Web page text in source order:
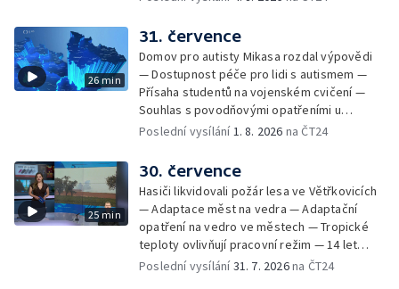
Protipovodňová opatření v Troubkách —
Zájem o bydlení na vysokoškolskýc kolejích
— Vrcholí sklizeň levandulí
26 min
31. července
Domov pro autisty Mikasa rozdal výpovědi
— Dostupnost péče pro lidi s autismem —
Přísaha studentů na vojenském cvičení —
Souhlas s povodňovými opatřeními u
Troubek — Opravy Rudné omezí dopravu —
počasí na následující dny — Vedra táhnou na
chladnější místa — Hasiči lokalizovali požár
lesa na Opavsku — Požáry zemědělské
techniky na Olomoucku — Dva roky od
požáru škol v Českém Těšíně — Výstava
Sladké vzpomínky Opavska
Poslední vysílání1. 8. 2026 na ČT24
25 min
30. července
Hasiči likvidovali požár lesa ve Větřkovicích
— Adaptace měst na vedra — Adaptační
opatření na vedro ve městech — Tropické
teploty ovlivňují pracovní režim — 14 let
vězení za vraždu ženy ve Staříči/ —
Poslední vysílání31. 7. 2026na ČT24